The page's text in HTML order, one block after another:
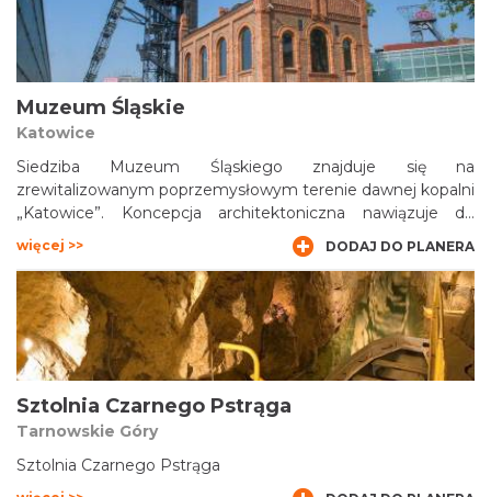
Muzeum Śląskie
Katowice
Siedziba Muzeum Śląskiego znajduje się na
zrewitalizowanym poprzemysłowym terenie dawnej kopalni
„Katowice”. Koncepcja architektoniczna nawiązuje do
przemysłowej historii Śląska i pierwotnej funkcji terenu
pokopalnianego. Zakłada niewielką ingerencję w
poprzemysłowy krajobraz, dlatego większa część
zaprojektowanego kompleksu znajduje się pod ziemią.
Przeszklone bryły harmonizują z zespołem zabytkowych
budynków, spośród których duża część została zbudowana
jeszcze w XIX wieku.
więcej >> DODAJ DO PLANERA
Sztolnia Czarnego Pstrąga
Tarnowskie Góry
Sztolnia Czarnego Pstrąga